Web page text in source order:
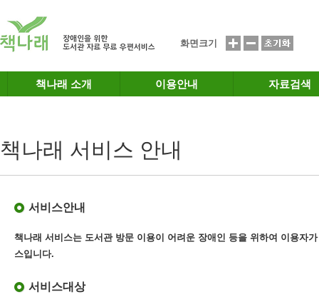
화면크기
책나래 소개 이용안내 자료검색
책나래 서비스 안내
서비스안내
책나래 서비스는 도서관 방문 이용이 어려운 장애인 등을 위하여 이용자
스입니다.
서비스대상